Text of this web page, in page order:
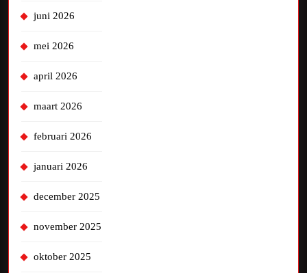
juni 2026
mei 2026
april 2026
maart 2026
februari 2026
januari 2026
december 2025
november 2025
oktober 2025